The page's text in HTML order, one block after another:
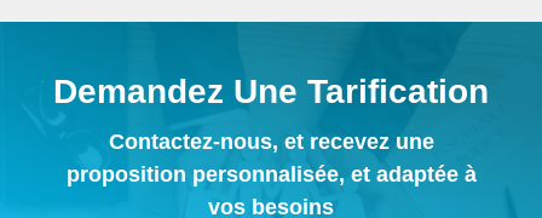
Demandez Une Tarification
Contactez-nous, et recevez une
proposition personnalisée, et adaptée à
vos besoins